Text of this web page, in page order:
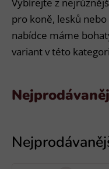
Vybírejte z
pro koně, lesků
nabídce máme
variant v této
ý
p